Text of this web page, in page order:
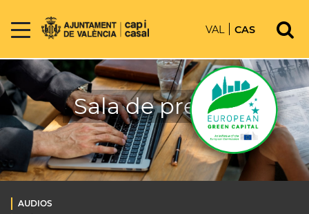
VAL CAS
Sala de prensa
AUDIOS